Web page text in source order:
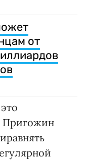
от
Пригожин